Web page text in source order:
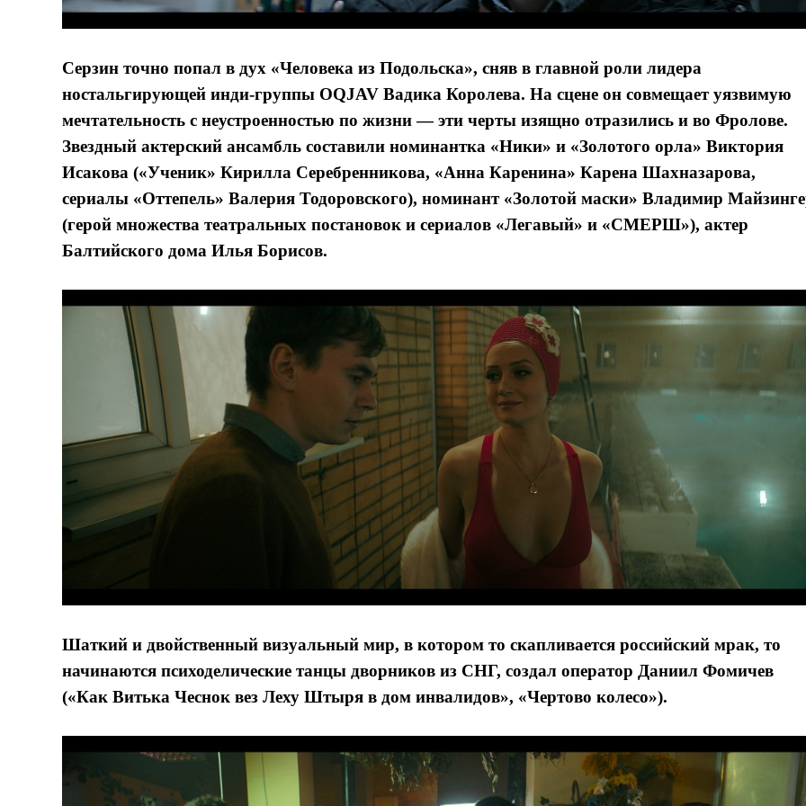
Серзин точно попал в дух «Человека из Подольска», сняв в главной роли лидера
ностальгирующей инди-группы OQJAV Вадика Королева. На сцене он совмещает уязвимую
мечтательность с неустроенностью по жизни — эти черты изящно отразились и во Фролове.
Звездный актерский ансамбль составили номинантка «Ники» и «Золотого орла» Виктория
Исакова («Ученик» Кирилла Серебренникова, «Анна Каренина» Карена Шахназарова,
сериалы «Оттепель» Валерия Тодоровского), номинант «Золотой маски» Владимир
(герой множества театральных постановок и сериалов «Легавый» и «СМЕРШ»), актер
Балтийского дома Илья Борисов.
Шаткий и двойственный визуальный мир, в котором то скапливается российский мрак, то
начинаются психоделические танцы дворников из СНГ, создал оператор Даниил Фомичев
(«Как Витька Чеснок вез Леху Штыря в дом инвалидов», «Чертово колесо»).
Я согласен с политикой конфиденциальности и защиты информации*
Я согласен с политикой конфиденциальности и защиты информации*